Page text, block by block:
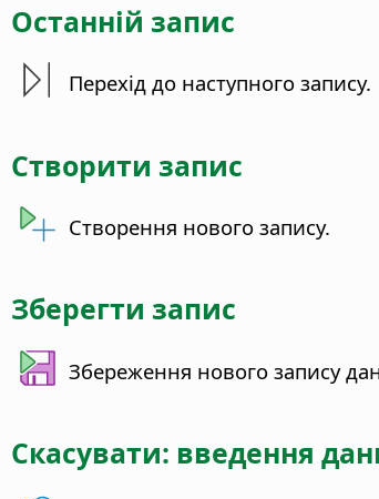
Останній запис
Перехід до наступного запису.
Створити запис
Створення нового запису.
Зберегти запис
Збереження нового запису
Скасувати: введення